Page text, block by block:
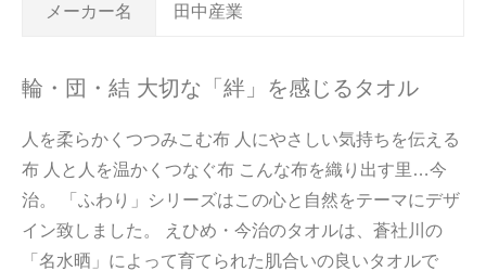
メーカー名 田中産業
輪・団・結 大切な「絆」を感じるタオル
人を柔らかくつつみこむ布 人にやさしい気持ちを伝える
布 人と人を温かくつなぐ布 こんな布を織り出す里…今
治。 「ふわり」シリーズはこの心と自然をテーマにデザ
イン致しました。 えひめ・今治のタオルは、蒼社川の
「名水晒」によって育てられた肌合いの良いタオルで